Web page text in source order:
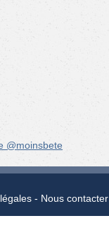
@moinsbete
Nous contacter